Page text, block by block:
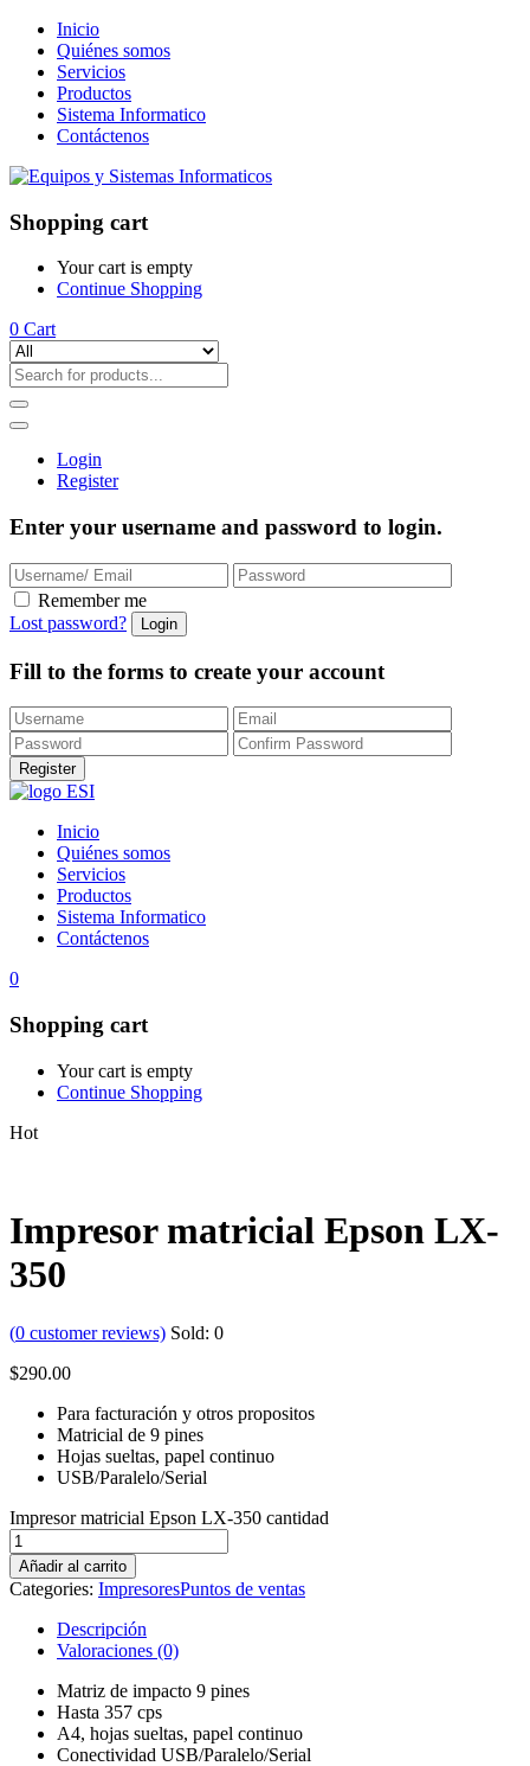
Inicio
Quiénes somos
Servicios
Productos
Sistema Informatico
Contáctenos
Shopping cart
Your cart is empty
Continue Shopping
0 Cart
Login
Register
Enter your username and password to login.
Remember me
Lost password?
Fill to the forms to create your account
Inicio
Quiénes somos
Servicios
Productos
Sistema Informatico
Contáctenos
0
Shopping cart
Your cart is empty
Continue Shopping
Hot
Impresor matricial Epson LX-
350
(0 customer reviews) Sold: 0
$290.00
Para facturación y otros propositos
Matricial de 9 pines
Hojas sueltas, papel continuo
USB/Paralelo/Serial
Impresor matricial Epson LX-350 cantidad
Añadir al carrito
Categories: ImpresoresPuntos de ventas
Descripción
Valoraciones (0)
Matriz de impacto 9 pines
Hasta 357 cps
A4, hojas sueltas, papel continuo
Conectividad USB/Paralelo/Serial